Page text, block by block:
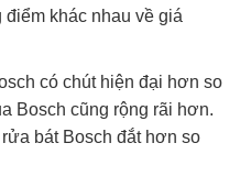
khác nhau về giá
có chút hiện đại hơn so
Bosch cũng rộng rãi hơn.
bát Bosch đắt hơn so